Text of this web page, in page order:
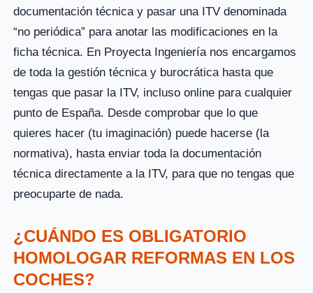
documentación técnica y pasar una ITV denominada
“no periódica” para anotar las modificaciones en la
ficha técnica. En Proyecta Ingeniería nos encargamos
de toda la gestión técnica y burocrática hasta que
tengas que pasar la ITV, incluso online para cualquier
punto de España. Desde comprobar que lo que
quieres hacer (tu imaginación) puede hacerse (la
normativa), hasta enviar toda la documentación
técnica directamente a la ITV, para que no tengas que
preocuparte de nada.
¿CUÁNDO ES OBLIGATORIO
HOMOLOGAR REFORMAS EN LOS
COCHES?